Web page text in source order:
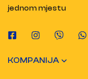
jednom mjestu
KOMPANIJA